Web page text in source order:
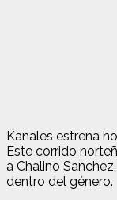
Kanales estrena
Este corrido
a Chalino
dentro del género.